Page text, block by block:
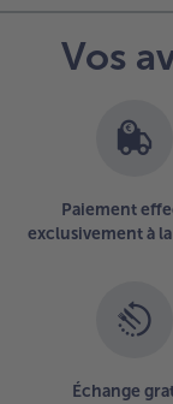
Vos
Paiement
exclusivement à
Échange